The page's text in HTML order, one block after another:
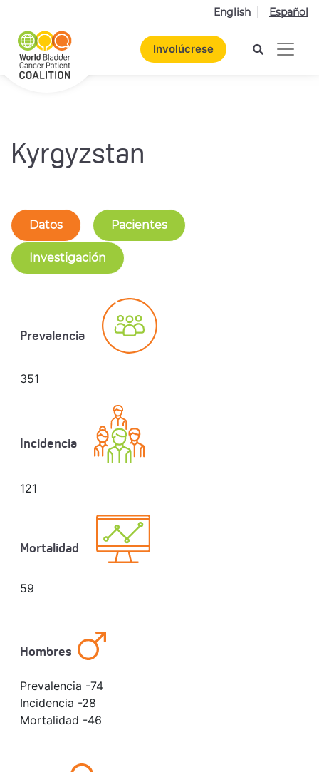
English Español
Involúcrese
Kyrgyzstan
Datos Pacientes
Investigación
Prevalencia
351
Incidencia
121
Mortalidad
59
Hombres
Prevalencia -74
Incidencia -28
Mortalidad -46